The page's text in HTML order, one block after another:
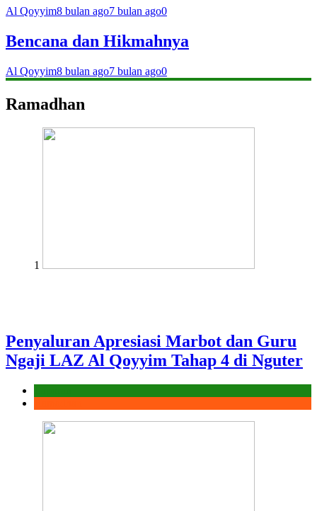
Al Qoyyim8 bulan ago7 bulan ago0
Bencana dan Hikmahnya
Al Qoyyim8 bulan ago7 bulan ago0
Ramadhan
1
Penyaluran Apresiasi Marbot dan Guru
Ngaji LAZ Al Qoyyim Tahap 4 di Nguter